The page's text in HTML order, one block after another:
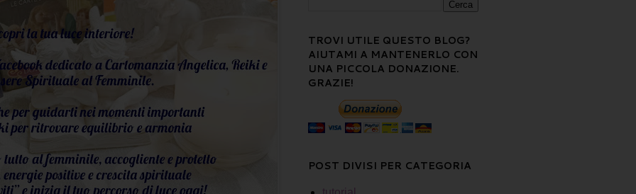
TROVI UTILE QUESTO BLOG?
AIUTAMI A MANTENERLO CON
UNA PICCOLA DONAZIONE.
GRAZIE!
POST DIVISI PER CATEGORIA